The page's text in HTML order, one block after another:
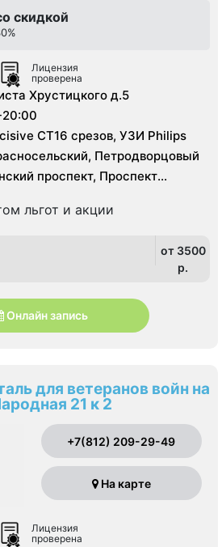
скидкой
Лицензия
проверена
Хрустицкого д.5
CT16 срезов, УЗИ Philips
Петродворцовый
проспект, Проспект
льгот и акции
от 3500
p.
Онлайн запись
для ветеранов войн на
21 к 2
+7(812) 209-29-49
На карте
Лицензия
проверена